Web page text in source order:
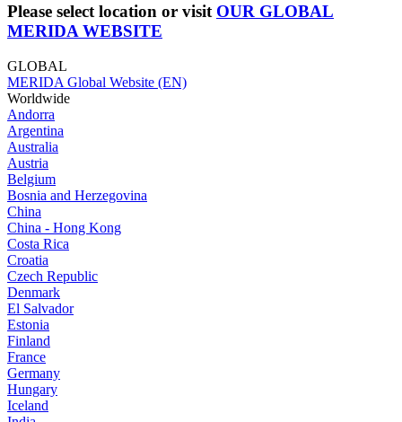
Please select location or visit OUR GLOBAL
MERIDA WEBSITE
GLOBAL
MERIDA Global Website (EN)
Worldwide
Andorra
Argentina
Australia
Austria
Belgium
Bosnia and Herzegovina
China
China - Hong Kong
Costa Rica
Croatia
Czech Republic
Denmark
El Salvador
Estonia
Finland
France
Germany
Hungary
Iceland